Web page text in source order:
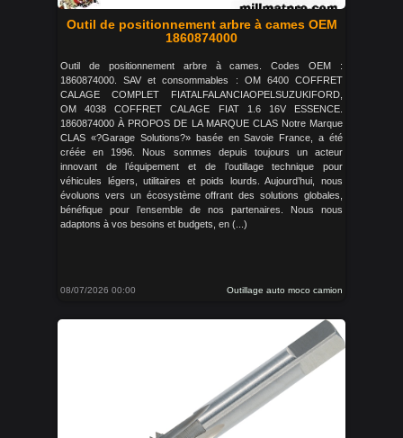
Outil de positionnement arbre à cames OEM
1860874000
Outil de positionnement arbre à cames. Codes OEM :
1860874000. SAV et consommables : OM 6400 COFFRET
CALAGE COMPLET FIATALFALANCIAOPELSUZUKIFORD,
OM 4038 COFFRET CALAGE FIAT 1.6 16V ESSENCE.
1860874000 À PROPOS DE LA MARQUE CLAS Notre Marque
CLAS «?Garage Solutions?» basée en Savoie France, a été
créée en 1996. Nous sommes depuis toujours un acteur
innovant de l’équipement et de l’outillage technique pour
véhicules légers, utilitaires et poids lourds. Aujourd’hui, nous
évoluons vers un écosystème offrant des solutions globales,
bénéfique pour l’ensemble de nos partenaires. Nous nous
adaptons à vos besoins et budgets, en (...)
08/07/2026 00:00 Outillage auto moco camion